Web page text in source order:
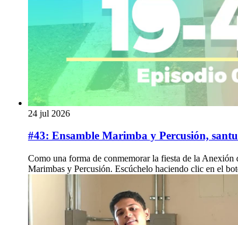
24 jul 2026
#43: Ensamble Marimba y Percusión,
Como una forma de conmemorar la fiesta de la Anexión
Marimbas y Percusión. Escúchelo haciendo clic en el